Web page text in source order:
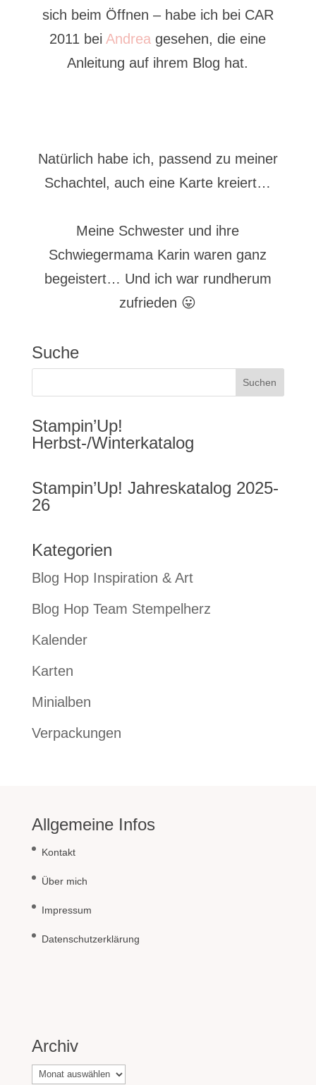
sich beim Öffnen – habe ich bei CAR
2011 beiAndrea gesehen, die eine
Anleitung auf ihrem Blog hat.
Natürlich habe ich, passend zu meiner
Schachtel, auch eine Karte kreiert…
Meine Schwester und ihre
Schwiegermama Karin waren ganz
begeistert… Und ich war rundherum
zufrieden 😛
Suche
Stampin’Up!
Herbst-/Winterkatalog
Stampin’Up! Jahreskatalog 2025-
26
Kategorien
Blog Hop Inspiration & Art
Blog Hop Team Stempelherz
Kalender
Karten
Minialben
Verpackungen
Allgemeine Infos
Kontakt
Über mich
Impressum
Datenschutzerklärung
Archiv
Archiv